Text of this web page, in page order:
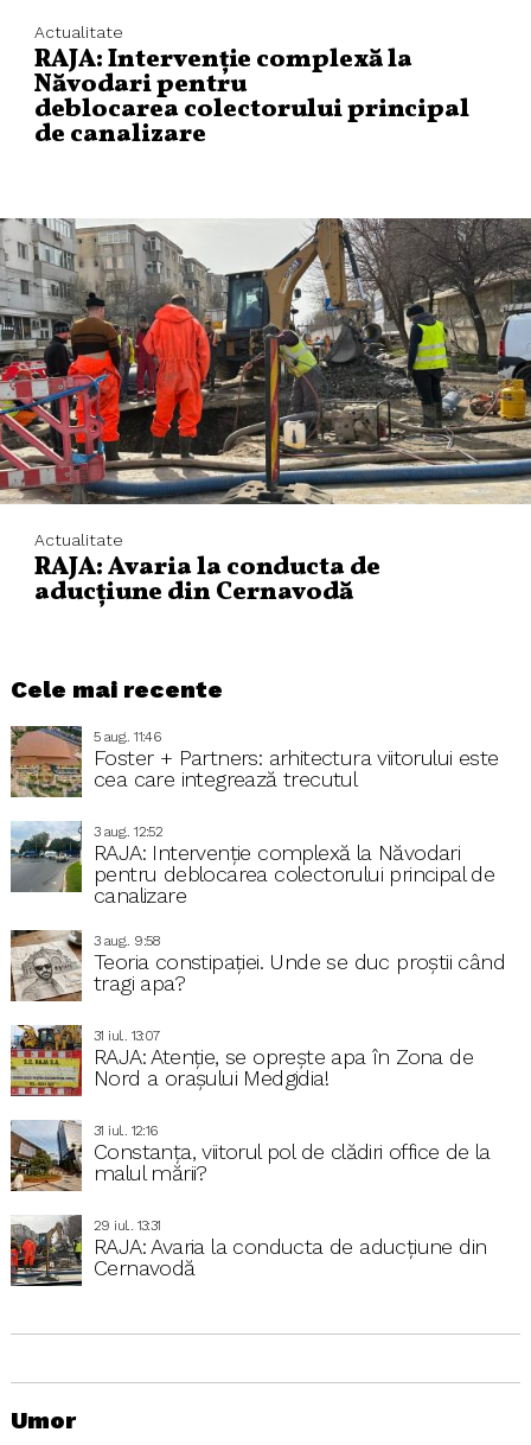
Actualitate
RAJA: Intervenție complexă la
Năvodari pentru
deblocarea colectorului principal
de canalizare
Actualitate
RAJA: Avaria la conducta de
aducțiune din Cernavodă
Cele mai recente
5 aug.. 11:46
Foster + Partners: arhitectura viitorului este
cea care integrează trecutul
3 aug.. 12:52
RAJA: Intervenție complexă la Năvodari
pentru deblocarea colectorului principal de
canalizare
3 aug.. 9:58
Teoria constipației. Unde se duc proștii când
tragi apa?
31 iul.. 13:07
RAJA: Atenție, se oprește apa în Zona de
Nord a orașului Medgidia!
31 iul.. 12:16
Constanța, viitorul pol de clădiri office de la
malul mării?
29 iul.. 13:31
RAJA: Avaria la conducta de aducțiune din
Cernavodă
Umor